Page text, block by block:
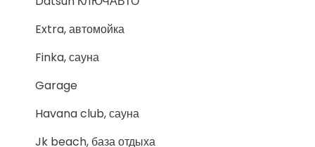
Extra, автомойка
Finka, сауна
Garage
Havana club, сауна
Jk beach, база отдыха